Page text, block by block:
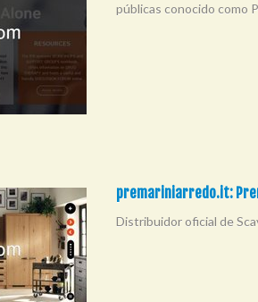
públicas conocido como
premariniarredo.it:
Distribuidor oficial de